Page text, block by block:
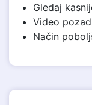
Gledaj
Video
Način